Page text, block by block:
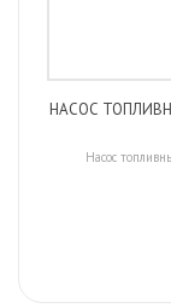
НАСОС
Насос